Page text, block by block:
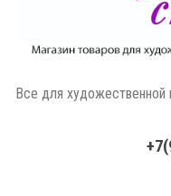
Все для художественной